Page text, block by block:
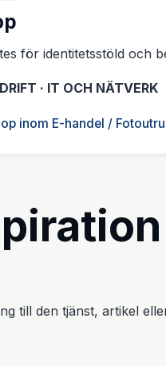
för identitetsstöld och
· IT OCH NÄTVERK
inom E-handel /
till den tjänst, artikel